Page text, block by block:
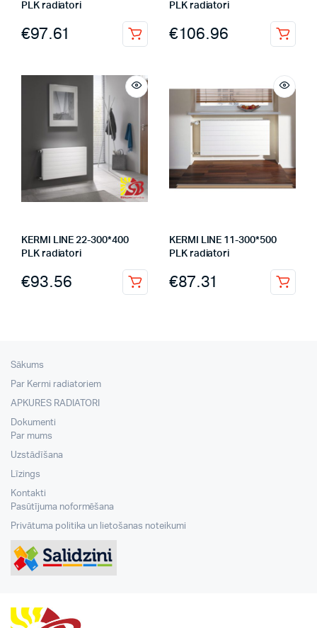
PLK radiatori
€97.61
PLK radiatori
€106.96
KERMI LINE 22-300*400
PLK radiatori
€93.56
KERMI LINE 11-300*500
PLK radiatori
€87.31
Sākums
Par Kermi radiatoriem
APKURES RADIATORI
Dokumenti
Par mums
Uzstādīšana
Līzings
Kontakti
Pasūtījuma noformēšana
Privātuma politika un lietošanas noteikumi